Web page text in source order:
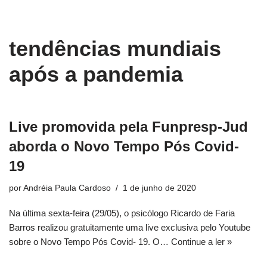
para
conteúdo
tendências mundiais
após a pandemia
Live promovida pela Funpresp-Jud
aborda o Novo Tempo Pós Covid-
19
por Andréia Paula Cardoso 1 de junho de 2020
Na última sexta-feira (29/05), o psicólogo Ricardo de Faria
Barros realizou gratuitamente uma live exclusiva pelo Youtube
sobre o Novo Tempo Pós Covid- 19. O… Continue a ler »